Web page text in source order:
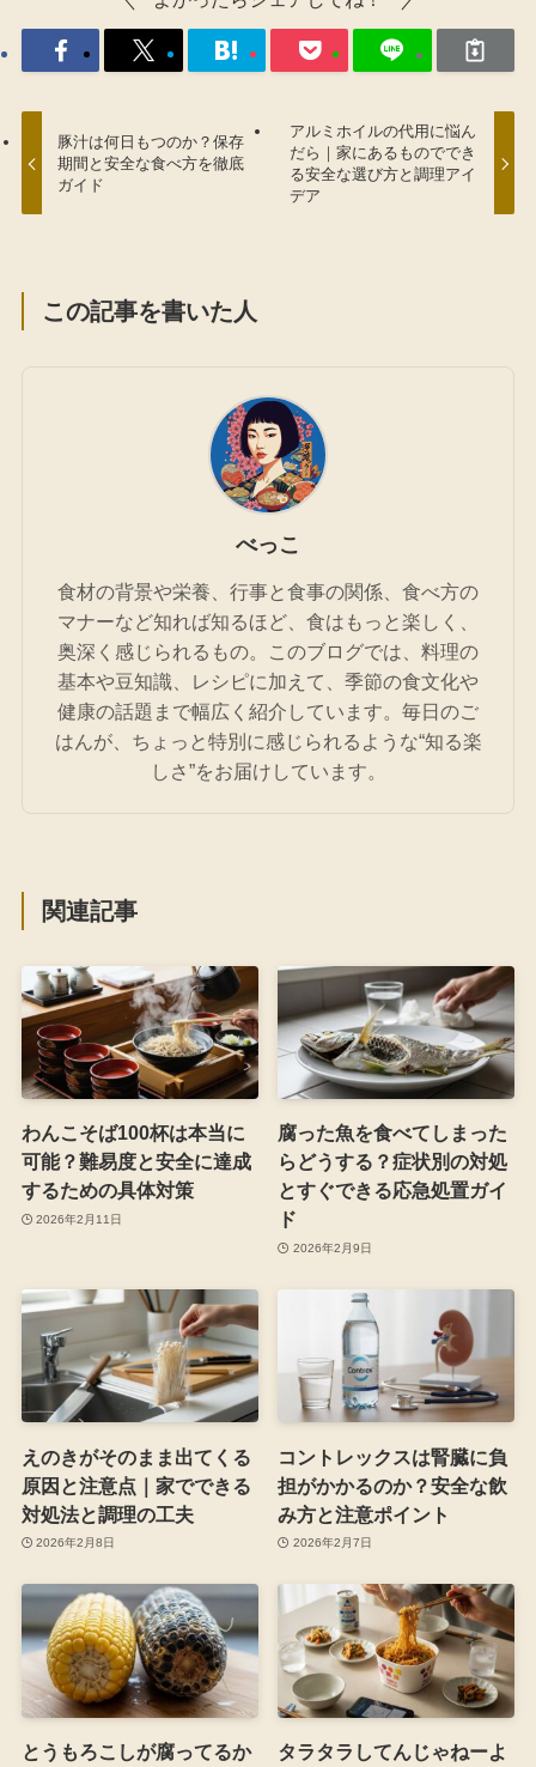
豚汁は何日もつのか？保存
期間と安全な食べ方を徹底
ガイド
アルミホイルの代用に悩ん
だら｜家にあるものででき
る安全な選び方と調理アイ
デア
この記事を書いた人
べっこ
食材の背景や栄養、行事と食事の関係、食べ方の
マナーなど知れば知るほど、食はもっと楽しく、
奥深く感じられるもの。このブログでは、料理の
基本や豆知識、レシピに加えて、季節の食文化や
健康の話題まで幅広く紹介しています。毎日のご
はんが、ちょっと特別に感じられるような“知る楽
しさ”をお届けしています。
関連記事
わんこそば100杯は本当に
可能？難易度と安全に達成
するための具体対策
2026年2月11日
腐った魚を食べてしまった
らどうする？症状別の対処
とすぐできる応急処置ガイ
ド
2026年2月9日
えのきがそのまま出てくる
原因と注意点｜家でできる
対処法と調理の工夫
2026年2月8日
コントレックスは腎臓に負
担がかかるのか？安全な飲
み方と注意ポイント
2026年2月7日
とうもろこしが腐ってるか
タラタラしてんじゃねーよ